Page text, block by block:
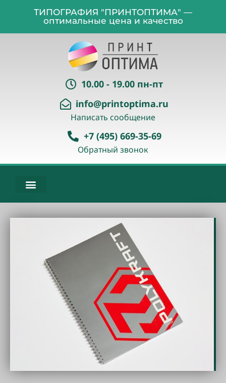
ТИПОГРАФИЯ "ПРИНТОПТИМА" —
оптимальные цена и качество
10.00 - 19.00 пн-пт
info@printoptima.ru
Написать сообщение
+7 (495) 669-35-69
Обратный звонок